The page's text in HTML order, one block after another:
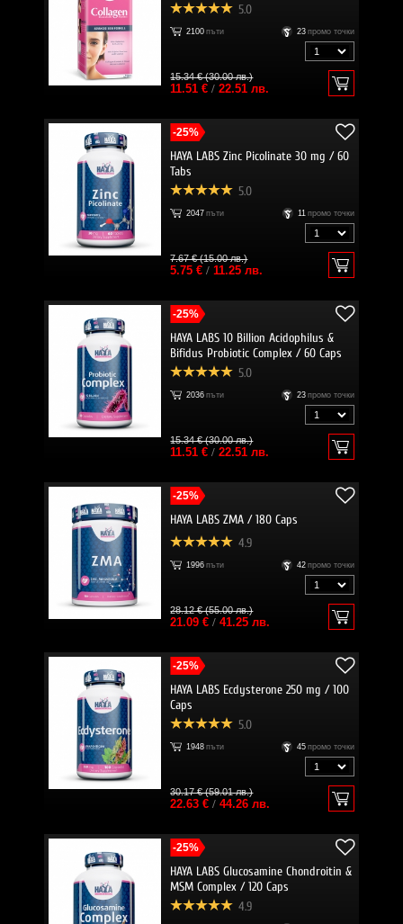
5.0
2100 пъти 23 промо точки
15.34 € (30.00 лв.)
11.51 €/ 22.51 лв.
-25%
HAYA LABS Zinc Picolinate 30 mg / 60
Tabs
5.0
2047 пъти 11 промо точки
7.67 € (15.00 лв.)
5.75 €/ 11.25 лв.
-25%
HAYA LABS 10 Billion Acidophilus &
Bifidus Probiotic Complex / 60 Caps
5.0
2036 пъти 23 промо точки
15.34 € (30.00 лв.)
11.51 €/ 22.51 лв.
-25%
HAYA LABS ZMA / 180 Caps
4.9
1996 пъти 42 промо точки
28.12 € (55.00 лв.)
21.09 €/ 41.25 лв.
-25%
HAYA LABS Ecdysterone 250 mg / 100
Caps
5.0
1948 пъти 45 промо точки
30.17 € (59.01 лв.)
22.63 €/ 44.26 лв.
-25%
HAYA LABS Glucosamine Chondroitin &
MSM Complex / 120 Caps
4.9